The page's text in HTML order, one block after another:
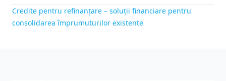
Credite pentru refinanțare – soluții financiare pentru
consolidarea împrumuturilor existente